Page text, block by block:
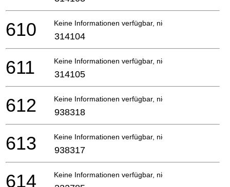
Keine Informationen verfügbar, nicht bestellbar
610 314104
Keine Informationen verfügbar, nicht bestellbar
611 314105
Keine Informationen verfügbar, nicht bestellbar
612 938318
Keine Informationen verfügbar, nicht bestellbar
613 938317
Keine Informationen verfügbar, nicht bestellbar
614